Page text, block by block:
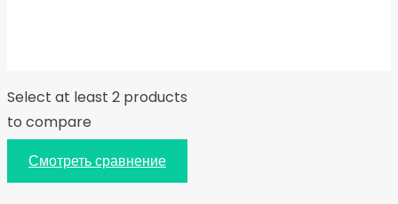
Select at least 2 products
to compare
Смотреть сравнение